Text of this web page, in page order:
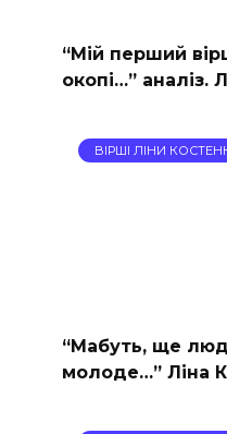
“Мій перший
окопі…” аналіз.
ВІРШІ ЛІНИ
“Мабуть, ще
молоде…” Ліна